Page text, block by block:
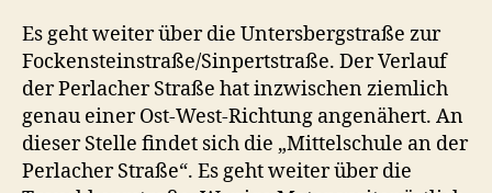
Es geht weiter über die Untersbergstraße zur
Fockensteinstraße/Sinpertstraße. Der Verlauf
der Perlacher Straße hat inzwischen ziemlich
genau einer Ost-West-Richtung angenähert. An
dieser Stelle findet sich die „Mittelschule an der
Perlacher Straße“. Es geht weiter über die